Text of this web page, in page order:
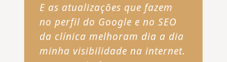
E as atualizações que fazem
no perfil do Google e no SEO
da clínica melhoram dia a dia
minha visibilidade na internet.